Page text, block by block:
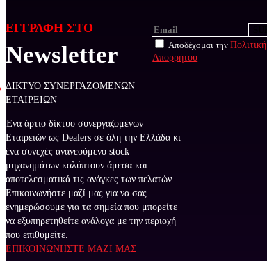
ΕΓΓΡΑΦΗ ΣΤΟ
Newsletter Αποδέχομαι τηνΠολιτική
Απορρήτου
ΔΙΚΤΥΟ ΣΥΝΕΡΓΑΖΟΜΕΝΩΝ
ΕΤΑΙΡΕΙΩΝ
Ένα άρτιο δίκτυο συνεργαζομένων
Εταιρειών ως Dealers σε όλη την Ελλάδα κι
ένα συνεχές ανανεούμενο stock
μηχανημάτων καλύπτουν άμεσα και
αποτελεσματικά τις ανάγκες των πελατών.
Επικοινωνήστε μαζί μας για να σας
ενημερώσουμε για τα σημεία που μπορείτε
να εξυπηρετηθείτε ανάλογα με την περιοχή
που επιθυμείτε.
ΕΠΙΚΟΙΝΩΝΗΣΤΕ ΜΑΖΙ ΜΑΣ